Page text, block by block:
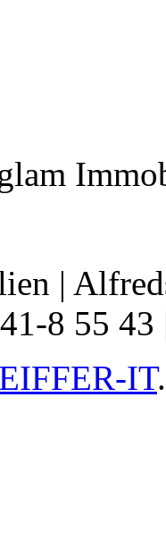
|
8 55
IT.